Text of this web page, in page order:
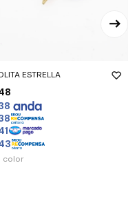
ESTRELLA
color